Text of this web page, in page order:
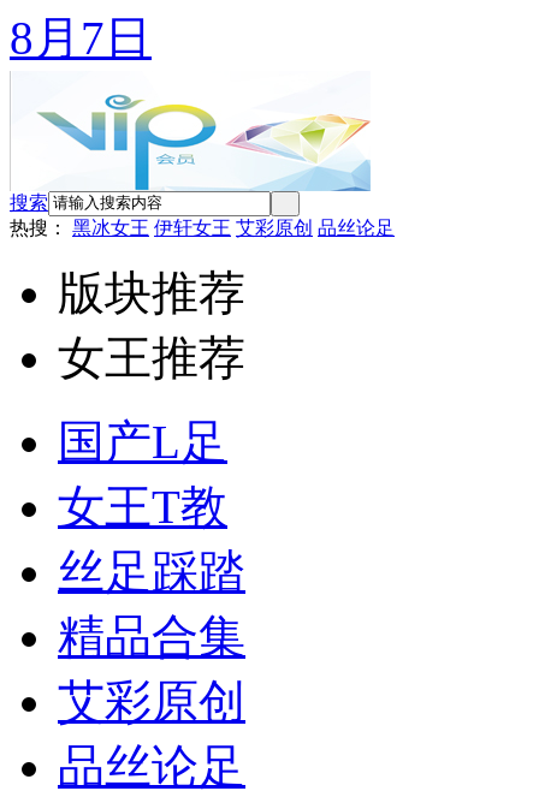
8月7日
搜索
热搜：
黑冰女王 伊轩女王 艾彩原创 品丝论足
版块推荐
女王推荐
国产L足
女王T教
丝足踩踏
精品合集
艾彩原创
品丝论足